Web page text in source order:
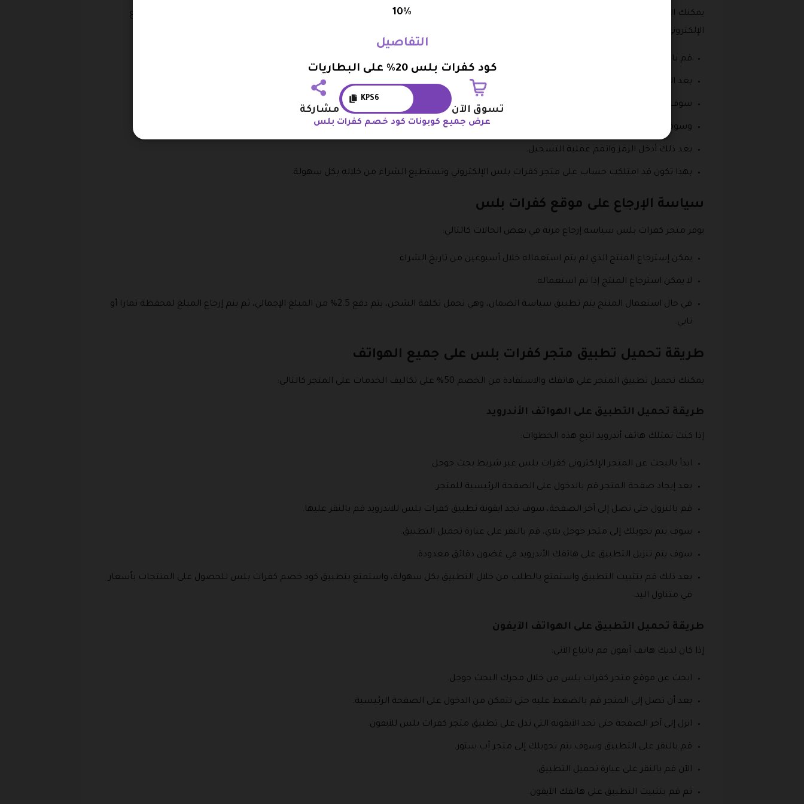
يمكنك الآن الحصول على حساب خاص بك على متجر كفرات بلس حتى تتمكن من شراء المنتجات بكل سهولة، وهذه خطوات عمل حساب على الموقع
الإلكتروني للمتجر:
قم بالبحث عن متجر كفرات بلس الإلكتروني من خلال استعمال محرك البحث جوجل.
بعد الوصول إلى المتجر قم بالنقر على عبارة تسجيل الموجودة في أعلى يسار الصفحة الرئيسية للمتجر.
سوف تظهر أمامك شاشة منسدلة.
وسوف يطلب منك كتابة رقم الهاتف خاصتك، ثم النقر على ارسال رمز otp.
بعد ذلك أدخل الرمز واتمم عملية التسجيل.
بهذا تكون قد امتلكت حساب على متجر كفرات بلس الإلكتروني وتستطيع الشراء من خلاله بكل سهولة.
سياسة الإرجاع على موقع كفرات بلس
يوفر متجر كفرات بلس سياسة إرجاع مرنة في بعض الحالات كالتالي:
يمكن إسترجاع المنتج الذي لم يتم استعماله خلال أسبوعين من تاريخ الشراء.
لا يمكن استرجاع المنتج إذا تم استعماله.
في حال استعمال المنتج يتم تطبيق سياسة الضمان، وهي تحمل تكلفة الشحن، يتم دفع 2.5% من المبلغ الإجمالي، ثم يتم إرجاع المبلغ لمحفظة تمارا أو
تابي.
طريقة تحميل تطبيق متجر كفرات بلس على جميع الهواتف
يمكنك تحميل تطبيق المتجر على هاتفك والاستفادة من الخصم 50% على تكاليف الخدمات على المتجر كالتالي:
طريقة تحميل التطبيق على الهواتف الأندرويد
إذا كنت تمتلك هاتف أندرويد اتبع هذه الخطوات:
ابدأ بالبحث عن المتجر الإلكتروني كفرات بلس عبر شريط بحث جوجل.
بعد إيجاد صفحة المتجر قم بالدخول على الصفحة الرئيسية للمتجر.
قم بالنزول حتى تصل إلى آخر الصفحة، سوف تجد ايقونة تطبيق كفرات بلس للاندرويد قم بالنقر عليها.
سوف يتم تحويلك إلى متجر جوجل بلاي، قم بالنقر على عبارة تحميل التطبيق.
سوف يتم تنزيل التطبيق على هاتفك الأندرويد في غضون دقائق معدودة.
بعد ذلك قم بتثبيت التطبيق واستمتع بالطلب من خلال التطبيق بكل سهولة، واستمتع بتطبيق كود خصم كفرات بلس للحصول على المنتجات بأسعار
في متناول اليد.
طريقة تحميل التطبيق على الهواتف الآيفون
إذا كان لديك هاتف آيفون قم باتباع الآتي:
ابحث عن موقع متجر كفرات بلس من خلال محرك البحث جوجل.
بعد أن تصل إلى المتجر قم بالضغط عليه حتى تتمكن من الدخول على الصفحة الرئيسية.
انزل إلى آخر الصفحة حتى تجد الآيقونة التي تدل على تطبيق متجر كفرات بلس للآيفون.
قم بالنقر على التطبيق وسوف يتم تحويلك إلى متجر آب ستور.
الآن قم بالنقر على عبارة تحميل التطبيق.
ثم قم بتثبيت التطبيق على هاتفك الآيفون.
10%
التفاصيل
كود كفرات بلس 20% على البطاريات
تسوق الآن
KPS6
مشاركة
عرض جميع كوبونات كود خصم كفرات بلس